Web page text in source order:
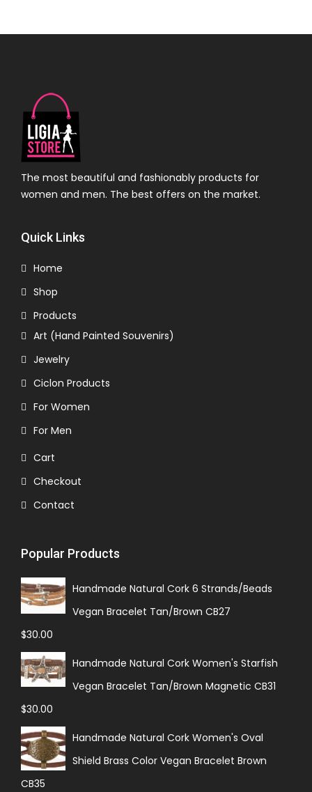
The most beautiful and fashionably products for
women and men. The best offers on the market.
Quick Links
Home
Shop
Products
Art (Hand Painted Souvenirs)
Jewelry
Ciclon Products
For Women
For Men
Cart
Checkout
Contact
Popular Products
Handmade Natural Cork 6 Strands/Beads
Vegan Bracelet Tan/Brown CB27
$30.00
Handmade Natural Cork Women's Starfish
Vegan Bracelet Tan/Brown Magnetic CB31
$30.00
Handmade Natural Cork Women's Oval
Shield Brass Color Vegan Bracelet Brown
CB35